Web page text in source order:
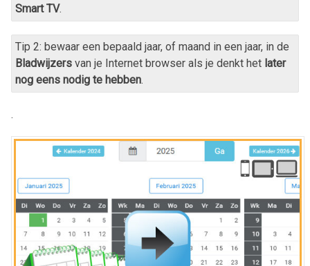
Smart TV.
Tip 2: bewaar een bepaald jaar, of maand in een jaar, in de
Bladwijzers van je Internet browser als je denkt het later
nog eens nodig te hebben.
.